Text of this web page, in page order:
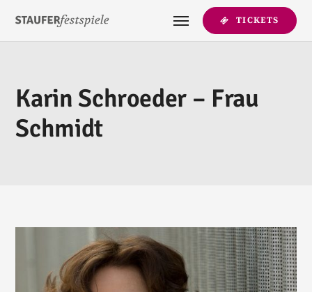
TICKETS
Karin Schroeder – Frau
Schmidt